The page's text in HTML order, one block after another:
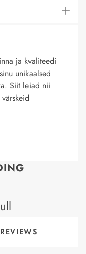
ja kvaliteedi
unikaalsed
Siit leiad nii